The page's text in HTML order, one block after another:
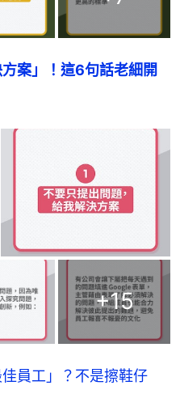
方案」！這6句話老細開
+15
員工」？不是擦鞋仔